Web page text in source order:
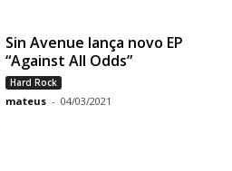
Sin Avenue lança novo EP
“Against All Odds”
Hard Rock
mateus - 04/03/2021